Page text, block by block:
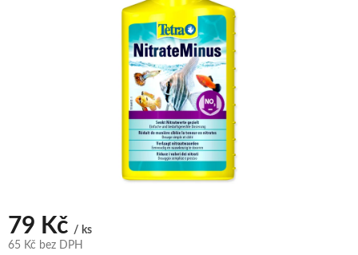
79 Kč / ks
65 Kč bez DPH